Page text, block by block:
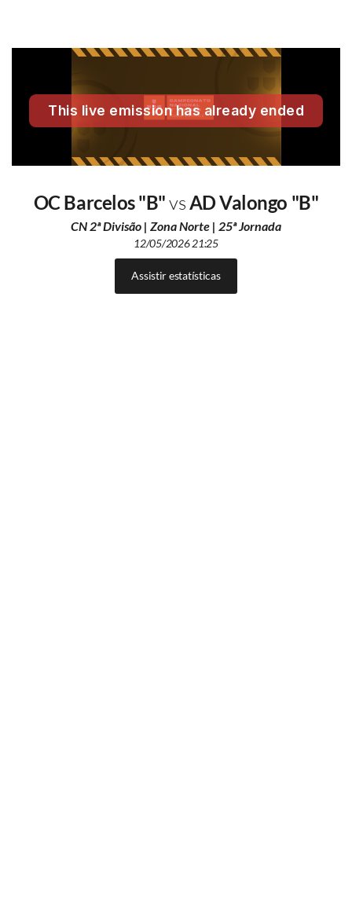
OC Barcelos "B"vs AD Valongo "B"
CN 2ª Divisão | Zona Norte | 25ª Jornada
12/05/2026 21:25
Assistir estatísticas